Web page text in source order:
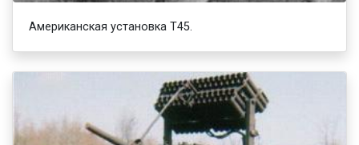
Американская установка Т45.